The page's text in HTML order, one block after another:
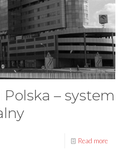
– system
Read more